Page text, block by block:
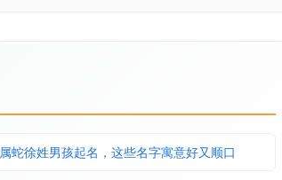
蛇徐姓男孩起名，这些名字寓意好又顺口